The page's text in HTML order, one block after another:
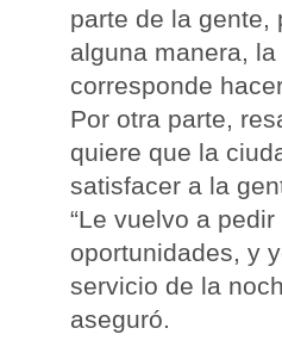
parte de la gente,
alguna manera,
corresponde
Por otra parte,
quiere que la
satisfacer a la
“Le vuelvo a
oportunidades, y
servicio de la
aseguró.